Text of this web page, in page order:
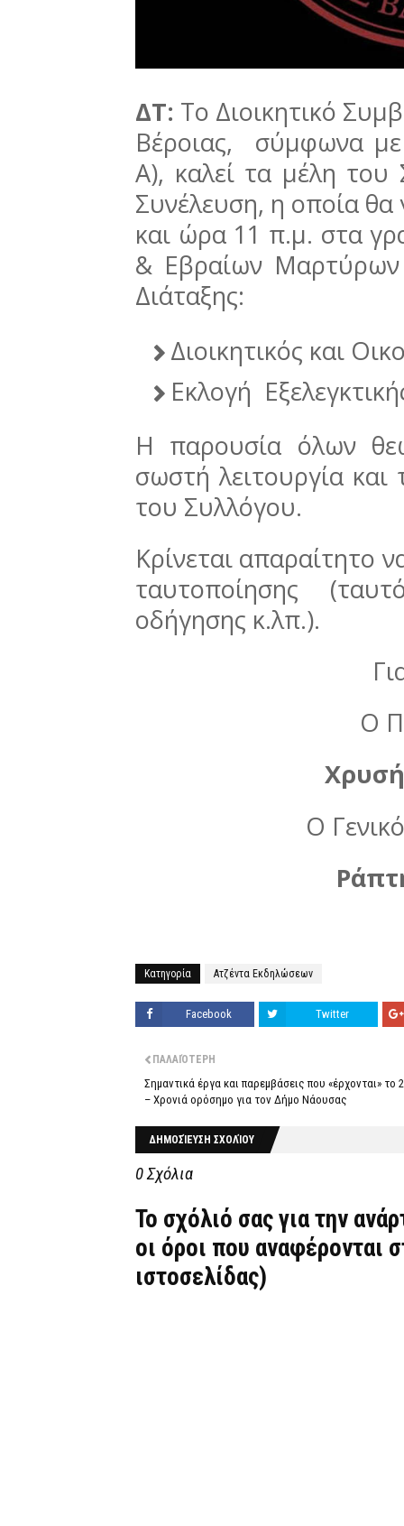
ΔΤ: Το Διοικητικό
Βέροιας, σύμφωνα
Α), καλεί τα μέλη του
Συνέλευση, η οποία θα
και ώρα 11 π.μ. στα
& Εβραίων
Διάταξης:
Διοικητικός και
Εκλογή
Η παρουσία όλων
σωστή λειτουργία
του Συλλόγου.
Κρίνεται απαραίτητο
ταυτοποίησης
οδήγησης κ.λπ.).
Ο
Ο
Κατηγορία Ατζέντα Εκδηλώσεων
Facebook Twitter
ΠΑΛΑΙΌΤΕΡΗ
Σημαντικά έργα και παρεμβάσεις που «έρχονται» το
– Χρονιά ορόσημο για τον Δήμο Νάουσας
ΔΗΜΟΣΊΕΥΣΗ ΣΧΟΛΊΟΥ
0 Σχόλια
Το σχόλιό σας για την
οι όροι που αναφέρονται
ιστοσελίδας)